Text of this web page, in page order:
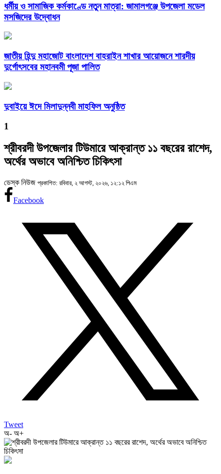
ধর্মীয় ও সামাজিক কর্মকাণ্ডে নতুন মাত্রা: জামালগঞ্জে উপজেলা মডেল
মসজিদের উদ্বোধন
জাতীয় হিন্দু মহাজোট বাংলাদেশ বাহরাইন শাখার আয়োজনে শারদীয়
দুর্গোৎসবের মহানবমী পূজা পালিত
দুবাইয়ে ঈদে মিলাদুন্নবী মাহফিল অনুষ্ঠিত
1
শ্রীবরদী উপজেলার টিউমারে আক্রান্ত ১১ বছরের রাশেদ,
অর্থের অভাবে অনিশ্চিত চিকিৎসা
ডেস্ক নিউজ প্রকাশিত: রবিবার, ২ আগস্ট, ২০২৬, ১২:১২ পিএম
Facebook
Tweet
অ- অ+